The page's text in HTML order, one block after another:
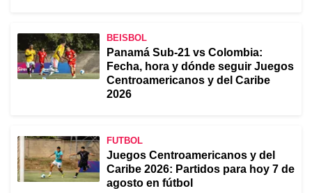
BEISBOL
Panamá Sub-21 vs Colombia:
Fecha, hora y dónde seguir Juegos
Centroamericanos y del Caribe
2026
FUTBOL
Juegos Centroamericanos y del
Caribe 2026: Partidos para hoy 7 de
agosto en fútbol